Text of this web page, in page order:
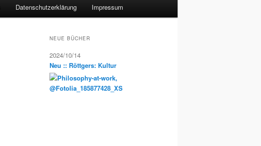
Datenschutzerklärung Impressum
NEUE BÜCHER
2024/10/14
Neu :: Röttgers: Kultur